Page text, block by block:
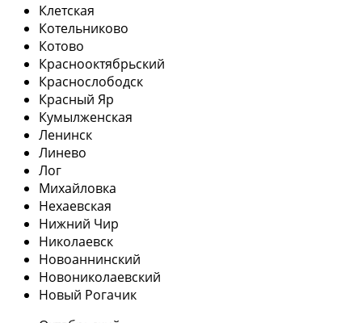
Клетская
Котельниково
Котово
Краснооктябрьский
Краснослободск
Красный Яр
Кумылженская
Ленинск
Линево
Лог
Михайловка
Нехаевская
Нижний Чир
Николаевск
Новоаннинский
Новониколаевский
Новый Рогачик